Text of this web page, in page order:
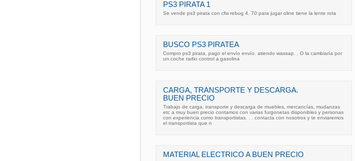
PS3 PIRATA 1
Se vende ps3 pirata con cfw rebug 4. 70 para jugar oline tiene la lente rota
BUSCO PS3 PIRATEA
Compro ps3 pirata, pago el envío envío. atiendo wassap. . O la cambiaría por
un coche radio control a gasolina
CARGA, TRANSPORTE Y DESCARGA.
BUEN PRECIO
Trabajo de carga, transporte y descarga de muebles, mercancías, mudanzas
etc a muy buen precio contamos con varias furgonetas disponibles y personas
con experiencia como transportistas. . . contacta con nosotros y te enviaremos
el transportista que n
MATERIAL ELECTRICO A BUEN PRECIO